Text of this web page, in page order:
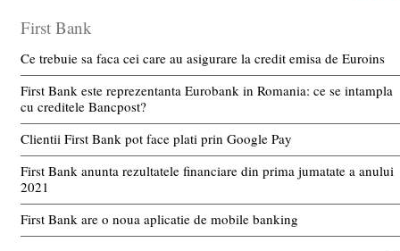
First Bank
Ce trebuie sa faca cei care au asigurare la credit emisa de Euroins
First Bank este reprezentanta Eurobank in Romania: ce se intampla
cu creditele Bancpost?
Clientii First Bank pot face plati prin Google Pay
First Bank anunta rezultatele financiare din prima jumatate a anului
2021
First Bank are o noua aplicatie de mobile banking